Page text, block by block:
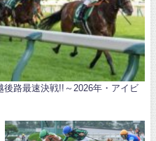
後路最速決戦!!～2026年・アイビ